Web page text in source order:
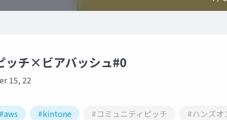
ッチ×ビアバッシュ#0
15, 22
#aws #kintone #コミュニティピッチ #ハンズオ